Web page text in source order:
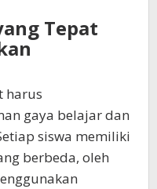
Tepat
harus
gaya belajar dan
siswa memiliki
berbeda, oleh